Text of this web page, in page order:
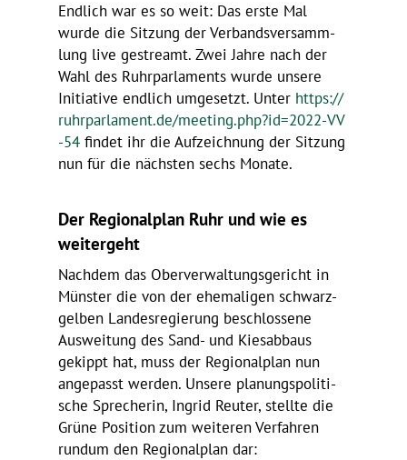
Endlich war es so weit: Das erste Mal
wurde die Sitzung der Verbands­ver­samm­
lung live gestreamt. Zwei Jahre nach der
Wahl des Ruhr­par­la­ments wurde unsere
Initia­tive endlich umge­setzt. Unter https://​
ruhr​par​la​ment​.de/​m​e​e​t​i​n​g​.​p​h​p​?​i​d​=​2​0​2​2​-​V​V​
-54 findet ihr die Aufzeich­nung der Sitzung
nun für die nächsten sechs Monate.
Der Regio­nal­plan Ruhr und wie es
weitergeht
Nachdem das Ober­ver­wal­tungs­ge­richt in
Münster die von der ehema­ligen schwarz-
gelben Landes­re­gie­rung beschlos­sene
Auswei­tung des Sand- und Kies­ab­baus
gekippt hat, muss der Regio­nal­plan nun
ange­passt werden. Unsere planungs­po­li­ti­
sche Spre­cherin, Ingrid Reuter, stellte die
Grüne Posi­tion zum weiteren Verfahren
rundum den Regio­nal­plan dar: